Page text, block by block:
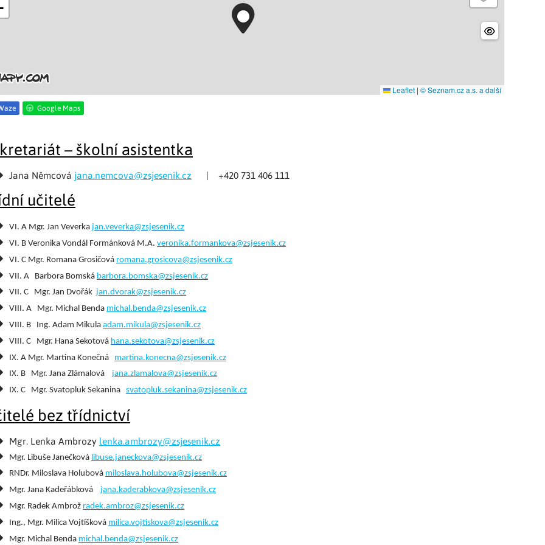
Leaflet | © Seznam.cz a.s. a další
Google Maps
– školní asistentka
Jana Němcová jana.nemcova@zsjesenik.cz | +420 731 406 111
učitelé
VI. A Mgr. Jan Veverka jan.veverka@zsjesenik.cz
VI. B Veronika Vondál Formánková M.A. veronika.formankova@zsjesenik.cz
VI. C Mgr. Romana Grosičová romana.grosicova@zsjesenik.cz
VII. A Barbora Bomská barbora.bomska@zsjesenik.cz
VII. C Mgr. Jan Dvořák jan.dvorak@zsjesenik.cz
VIII. A Mgr. Michal Benda michal.benda@zsjesenik.cz
VIII. B Ing. Adam Mikula adam.mikula@zsjesenik.cz
VIII. C Mgr. Hana Sekotová hana.sekotova@zsjesenik.cz
IX. A Mgr. Martina Konečná martina.konecna@zsjesenik.cz
IX. B Mgr. Jana Zlámalová jana.zlamalova@zsjesenik.cz
IX. C Mgr. Svatopluk Sekanina svatopluk.sekanina@zsjesenik.cz
bez třídnictví
Mgr. Lenka Ambrozy lenka.ambrozy@zsjesenik.cz
Mgr. Libuše Janečková libuse.janeckova@zsjesenik.cz
RNDr. Miloslava Holubová miloslava.holubova@zsjesenik.cz
Mgr. Jana Kadeřábková jana.kaderabkova@zsjesenik.cz
Mgr. Radek Ambrož radek.ambroz@zsjesenik.cz
Ing., Mgr. Milica Vojtíšková milica.vojtiskova@zsjesenik.cz
Mgr. Michal Benda michal.benda@zsjesenik.cz